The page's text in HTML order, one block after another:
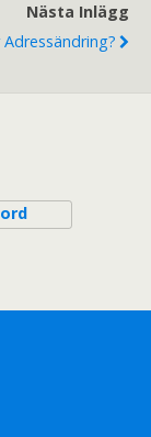
Nästa Inlägg
Adressändring?